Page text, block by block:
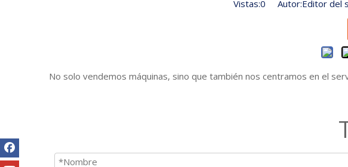
Vistas:0 Autor:Editor del
No solo vendemos máquinas, sino que también nos centramos en el